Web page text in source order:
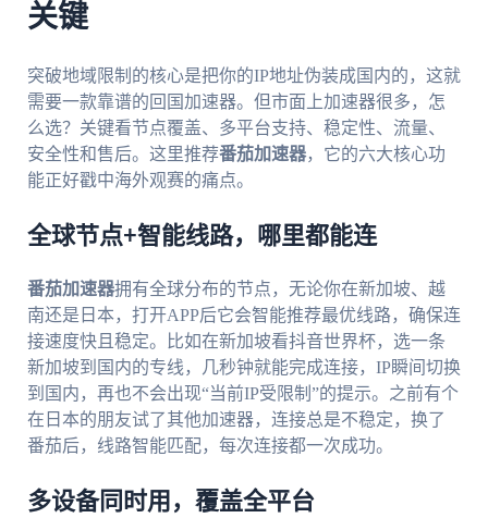
关键
突破地域限制的核心是把你的IP地址伪装成国内的，这就
需要一款靠谱的回国加速器。但市面上加速器很多，怎
么选？关键看节点覆盖、多平台支持、稳定性、流量、
安全性和售后。这里推荐番茄加速器，它的六大核心功
能正好戳中海外观赛的痛点。
全球节点+智能线路，哪里都能连
番茄加速器拥有全球分布的节点，无论你在新加坡、越
南还是日本，打开APP后它会智能推荐最优线路，确保连
接速度快且稳定。比如在新加坡看抖音世界杯，选一条
新加坡到国内的专线，几秒钟就能完成连接，IP瞬间切换
到国内，再也不会出现“当前IP受限制”的提示。之前有个
在日本的朋友试了其他加速器，连接总是不稳定，换了
番茄后，线路智能匹配，每次连接都一次成功。
多设备同时用，覆盖全平台